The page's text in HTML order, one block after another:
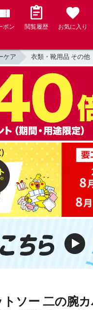
ポン 閲覧履歴 お気に入り
ケア 衣類・靴用品 その他
ソー 二の腕